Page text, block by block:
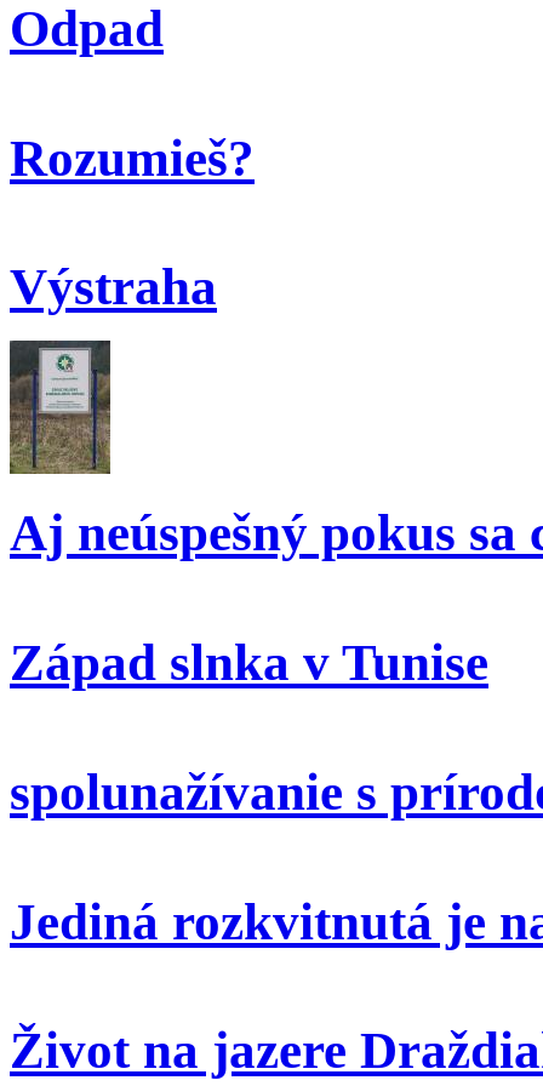
Odpad
Rozumieš?
Výstraha
Aj neúspešný pokus sa
Západ slnka v Tunise
spolunažívanie s
Jediná rozkvitnutá je
Život na jazere